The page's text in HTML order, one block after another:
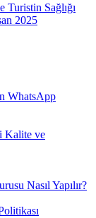
Turistin Sağlığı
2025
WhatsApp
Kalite ve
Nasıl Yapılır?